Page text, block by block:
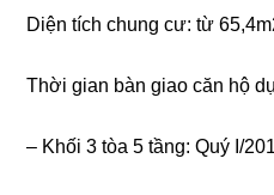
Diện tích chung cư: từ
Thời gian bàn giao căn hộ
– Khối 3 tòa 5 tầng: Quý I/